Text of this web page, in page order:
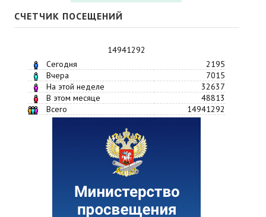
СЧЕТЧИК ПОСЕЩЕНИЙ
14941292
Сегодня
2195
Вчера
7015
На этой неделе
32637
В этом месяце
48813
Всего
14941292